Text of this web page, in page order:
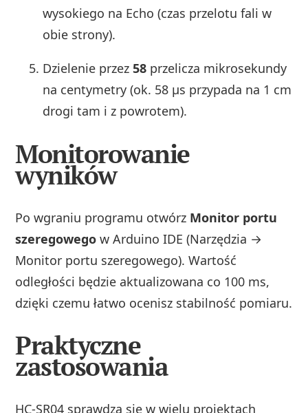
wysokiego na Echo (czas przelotu fali w
obie strony).
Dzielenie przez58 przelicza mikrosekundy
na centymetry (ok. 58 µs przypada na 1 cm
drogi tam i z powrotem).
Monitorowanie
wyników
Po wgraniu programu otwórz Monitor portu
szeregowego w Arduino IDE (Narzędzia →
Monitor portu szeregowego). Wartość
odległości będzie aktualizowana co 100 ms,
dzięki czemu łatwo ocenisz stabilność pomiaru.
Praktyczne
zastosowania
HC-SR04 sprawdza się w wielu projektach